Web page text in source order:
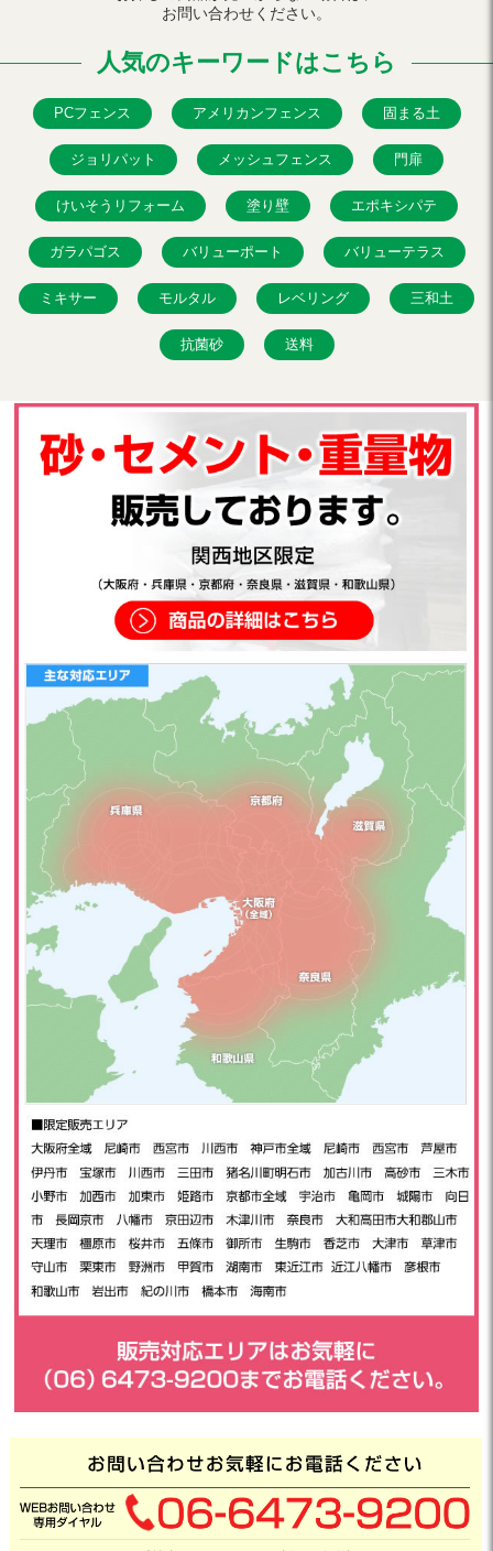
お問い合わせください。
人気のキーワードはこちら
PCフェンス アメリカンフェンス 固まる土
ジョリパット メッシュフェンス 門扉
けいそうリフォーム 塗り壁 エポキシパテ
ガラパゴス バリューポート バリューテラス
ミキサー モルタル レベリング 三和土
抗菌砂 送料